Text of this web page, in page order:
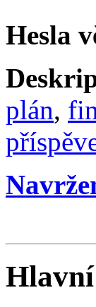
Hesla
plán,